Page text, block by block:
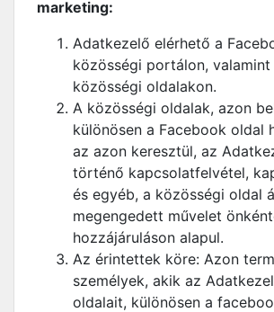
marketing:
Adatkezelő elérhető a
közösségi portálon, valamint
közösségi oldalakon.
A közösségi oldalak, azon
különösen a Facebook oldal
az azon keresztül, az
történő kapcsolatfelvétel,
és egyéb, a közösségi oldal
megengedett művelet
hozzájáruláson alapul.
Az érintettek köre: Azon
személyek, akik az
oldalait, különösen a